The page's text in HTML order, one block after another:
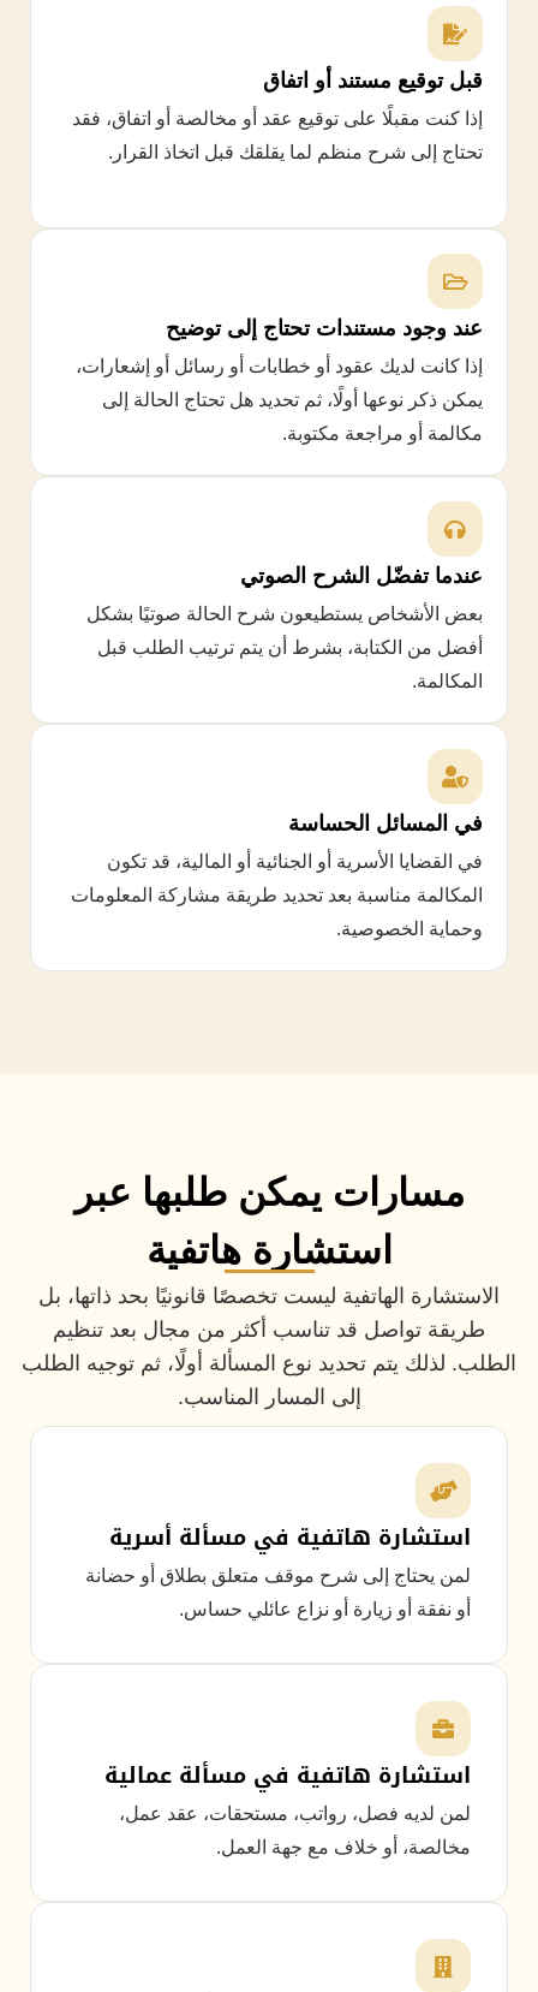
قبل توقيع مستند أو اتفاق
إذا كنت مقبلًا على توقيع عقد أو مخالصة أو اتفاق، فقد
تحتاج إلى شرح منظم لما يقلقك قبل اتخاذ القرار.
عند وجود مستندات تحتاج إلى توضيح
إذا كانت لديك عقود أو خطابات أو رسائل أو إشعارات،
يمكن ذكر نوعها أولًا، ثم تحديد هل تحتاج الحالة إلى
مكالمة أو مراجعة مكتوبة.
عندما تفضّل الشرح الصوتي
بعض الأشخاص يستطيعون شرح الحالة صوتيًا بشكل
أفضل من الكتابة، بشرط أن يتم ترتيب الطلب قبل
المكالمة.
في المسائل الحساسة
في القضايا الأسرية أو الجنائية أو المالية، قد تكون
المكالمة مناسبة بعد تحديد طريقة مشاركة المعلومات
وحماية الخصوصية.
مسارات يمكن طلبها عبر
استشارة هاتفية
الاستشارة الهاتفية ليست تخصصًا قانونيًا بحد ذاتها، بل
طريقة تواصل قد تناسب أكثر من مجال بعد تنظيم
الطلب. لذلك يتم تحديد نوع المسألة أولًا، ثم توجيه الطلب
إلى المسار المناسب.
استشارة هاتفية في مسألة أسرية
لمن يحتاج إلى شرح موقف متعلق بطلاق أو حضانة
أو نفقة أو زيارة أو نزاع عائلي حساس.
استشارة هاتفية في مسألة عمالية
لمن لديه فصل، رواتب، مستحقات، عقد عمل،
مخالصة، أو خلاف مع جهة العمل.